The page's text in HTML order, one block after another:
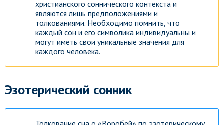
христианского соннического контекста и
являются лишь предположениями и
толкованиями. Необходимо помнить, что
каждый сон и его символика индивидуальны и
могут иметь свои уникальные значения для
каждого человека.
Эзотерический сонник
Толкование сна о «Воробей» по эзотерическому